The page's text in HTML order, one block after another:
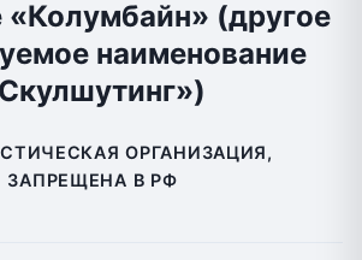
(другое
наименование
ОРГАНИЗАЦИЯ,
ЗАПРЕЩЕНА В РФ